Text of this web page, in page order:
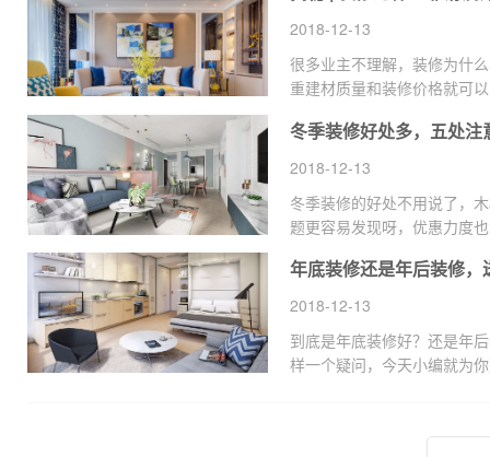
2018-12-13
很多业主不理解，装修为什
重建材质量和装修价格就可
冬季装修好处多，五处注
2018-12-13
冬季装修的好处不用说了，
题更容易发现呀，优惠力度
殊，所以装修时该预防的问
年底装修还是年后装修
2018-12-13
到底是年底装修好？还是年
样一个疑问，今天小编就为